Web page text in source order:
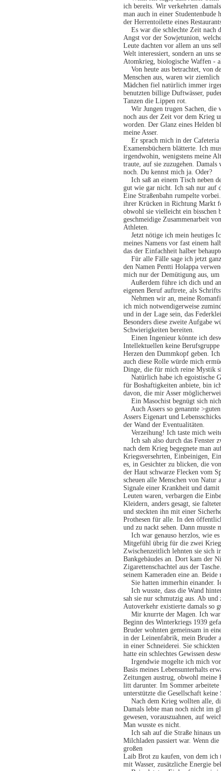
ich bereits. Wir verkehrten
man auch in einer
der Herrentoilette eines
Es war die schlechte Zeit nach
Angst vor der Sowjetunion,
Leute dachten vor allem an uns
Welt interessiert, sondern an uns
Atomkrieg, biologische Waffen -
Von heute aus betrachtet, von
Menschen aus, waren wir
Mädchen fiel natürlich immer
benutzten billige Duftwässer,
Tanzen die Lippen rot.
Wir Jungen trugen Sachen, die
noch aus der Zeit vor dem Krieg
worden. Der Glanz eines Helden
meine Asser.
Er sprach mich in der Cafeteria
Examensbüchern blätterte. Ich
irgendwohin, wenigstens meine
traute, auf sie zuzugehen.
noch. Du kennst mich ja. Oder?
Ich saß an einem Tisch neben
gut wie gar nicht. Ich sah nur auf
Eine Straßenbahn rumpelte
ihrer Krücken in Richtung Markt
obwohl sie vielleicht ein bisschen
geschmeidige Zusammenarbeit
Athleten.
Jetzt nötige ich mein heutiges
meines Namens vor fast einem
das der Einfachheit halber
Für alle Fälle sage ich jetzt
den Namen Pentti Holappa
mich nur der Demütigung aus, um
Außerdem führe ich dich und
eigenen Beruf auftrete, als
Nehmen wir an, meine
ich mich notwendigerweise
und in der Lage sein, das
Besonders diese zweite Aufgabe
Schwierigkeiten bereiten.
Einen Ingenieur könnte ich
Intellektuellen keine
Herzen den Dummkopf geben.
auch diese Rolle würde mich
Dinge, die für mich reine Mystik
Natürlich habe ich egoistische
für Boshaftigkeiten anbiete, bin
davon, die mir Asser
Ein Masochist begnügt sich
Auch Assers so genannte
Assers Eigenart und
der Wand der Eventualitäten.
Verzeihung! Ich taste mich
Ich sah also durch das Fenster
nach dem Krieg begegnete man
Kriegsversehrten, Einbeinigen,
es, in Gesichter zu blicken, die
der Haut schwarze Flecken vom
scheuen alle Menschen von Natur
Signale einer Krankheit und damit
Leuten waren, verbargen die
Kleidern, anders gesagt, sie
und steckten ihn mit einer
Prothesen für alle. In den
und zu nackt sehen. Dann musste
Ich war genauso herzlos, wie
Mitgefühl übrig für die zwei
Zwischenzeitlich lehnten sie sich
Bankgebäudes an. Dort kam der
Zigarettenschachtel aus der
seinem Kameraden eine an. Beide
Sie hatten immerhin einander.
Ich wusste, dass die Wand
sah sie nur schmutzig aus. Ab
Autoverkehr existierte damals so
Mir knurrte der Magen. Ich war
Beginn des Winterkriegs 1939
Bruder wohnten gemeinsam in
in der Leinenfabrik, mein Bruder
in einer Schneiderei. Sie
hatte ein schlechtes Gewissen
Irgendwie mogelte ich mich
Basis meines Lebensunterhalts
Zeitungen austrug, obwohl
litt darunter. Im Sommer
unterstützte die Gesellschaft
Nach dem Krieg wollten alle,
Damals lebte man noch nicht im
gewesen, vorauszuahnen, auf
Man wusste es nicht.
Ich sah auf die Straße hinaus
Milchladen passiert war. Wenn
großen
Laib Brot zu kaufen, von dem ich
mit Wasser, zusätzliche Energie